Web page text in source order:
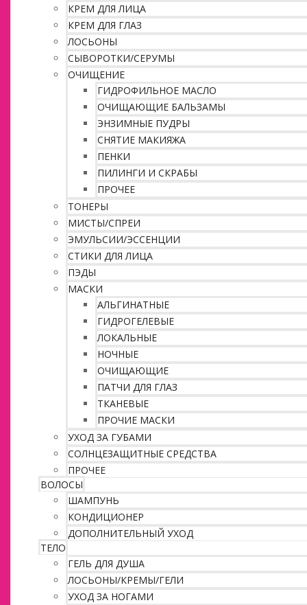
КРЕМ ДЛЯ ЛИЦА
КРЕМ ДЛЯ ГЛАЗ
ЛОСЬОНЫ
СЫВОРОТКИ/СЕРУМЫ
ОЧИЩЕНИЕ
ГИДРОФИЛЬНОЕ МАСЛО
ОЧИЩАЮЩИЕ БАЛЬЗАМЫ
ЭНЗИМНЫЕ ПУДРЫ
СНЯТИЕ МАКИЯЖА
ПЕНКИ
ПИЛИНГИ И СКРАБЫ
ПРОЧЕЕ
ТОНЕРЫ
МИСТЫ/СПРЕИ
ЭМУЛЬСИИ/ЭССЕНЦИИ
СТИКИ ДЛЯ ЛИЦА
ПЭДЫ
МАСКИ
АЛЬГИНАТНЫЕ
ГИДРОГЕЛЕВЫЕ
ЛОКАЛЬНЫЕ
НОЧНЫЕ
ОЧИЩАЮЩИЕ
ПАТЧИ ДЛЯ ГЛАЗ
ТКАНЕВЫЕ
ПРОЧИЕ МАСКИ
УХОД ЗА ГУБАМИ
СОЛНЦЕЗАЩИТНЫЕ СРЕДСТВА
ПРОЧЕЕ
ВОЛОСЫ
ШАМПУНЬ
КОНДИЦИОНЕР
ДОПОЛНИТЕЛЬНЫЙ УХОД
ТЕЛО
ГЕЛЬ ДЛЯ ДУША
ЛОСЬОНЫ/КРЕМЫ/ГЕЛИ
УХОД ЗА НОГАМИ